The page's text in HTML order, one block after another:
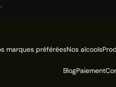
marques préféréesNos alcools
BlogPaiement